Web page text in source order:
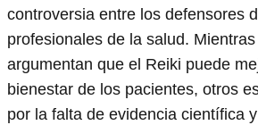
controversia entre los defensores
profesionales de la salud.
argumentan que el Reiki puede
bienestar de los pacientes, otros
por la falta de evidencia científica